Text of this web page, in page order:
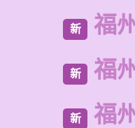
新 福
新 福
新 福